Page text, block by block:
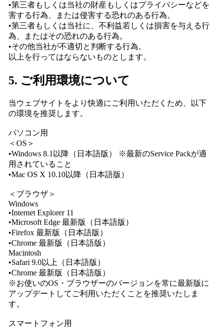
•第三者もしくは当社の財産もしくはプライバシーなどを
害する行為、または侵害する恐れのある行為。
•第三者もしくは当社に、不利益若しくは損害を与える行
為、またはその恐れのある行為。
•その他当社が不適切と判断する行為。
以上を行ってはならないものとします。
5. ご利用環境について
当ウェブサイトをより快適にご利用いただくため、以下
の環境を推奨します。
パソコン用
＜OS＞
•Windows 8.1以降（日本語版） ※最新のService Packが適
用されていること
•Mac OS X 10.10以降（日本語版）
＜ブラウザ＞
Windows
•Internet Explorer 11
•Microsoft Edge 最新版（日本語版）
•Firefox 最新版（日本語版）
•Chrome 最新版（日本語版）
Macintosh
•Safari 9.0以上（日本語版）
•Chrome 最新版（日本語版）
※お使いのOS・ブラウザーのバージョンを常に最新版に
アップデートしてご利用いただくことを推奨いたしま
す。
スマートフォン用